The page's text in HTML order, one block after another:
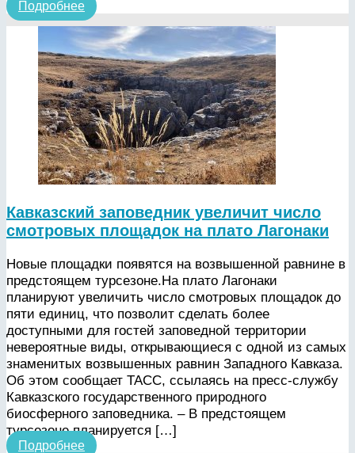
Подробнее
Кавказский заповедник увеличит число
смотровых площадок на плато Лагонаки
Новые площадки появятся на возвышенной равнине в
предстоящем турсезоне.На плато Лагонаки
планируют увеличить число смотровых площадок до
пяти единиц, что позволит сделать более
доступными для гостей заповедной территории
невероятные виды, открывающиеся с одной из самых
знаменитых возвышенных равнин Западного Кавказа.
Об этом сообщает ТАСС, ссылаясь на пресс-службу
Кавказского государственного природного
биосферного заповедника. – В предстоящем
турсезоне планируется […]
Подробнее